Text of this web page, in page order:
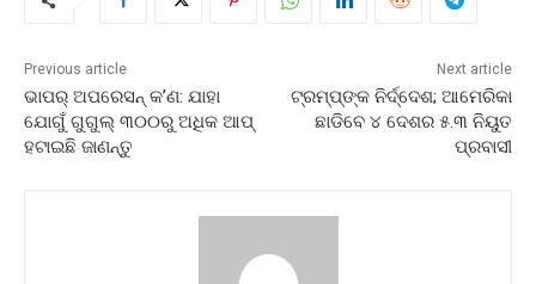
Previous article
ଭାପର୍ ଅପରେସନ୍ କ’ଣ: ଯାହା
ଯୋଗୁଁ ଗୁଗୁଲ୍ ୩୦୦ରୁ ଅଧିକ ଆପ୍
ହଟାଇଛି ଜାଣନ୍ତୁ
Next article
ଟ୍ରମ୍ପ୍‌ଙ୍କ ନିର୍ଦ୍ଦେଶ; ଆମେରିକା
ଛାଡିବେ ୪ ଦେଶର ୫.୩ ନିୟୁତ
ପ୍ରବାସୀ